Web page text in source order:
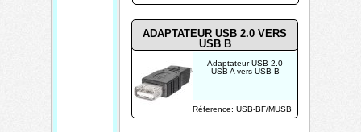
ADAPTATEUR USB 2.0 VERS
USB B
Réference: USB-BF/MUSB
Adaptateur USB 2.0
USB A vers USB B